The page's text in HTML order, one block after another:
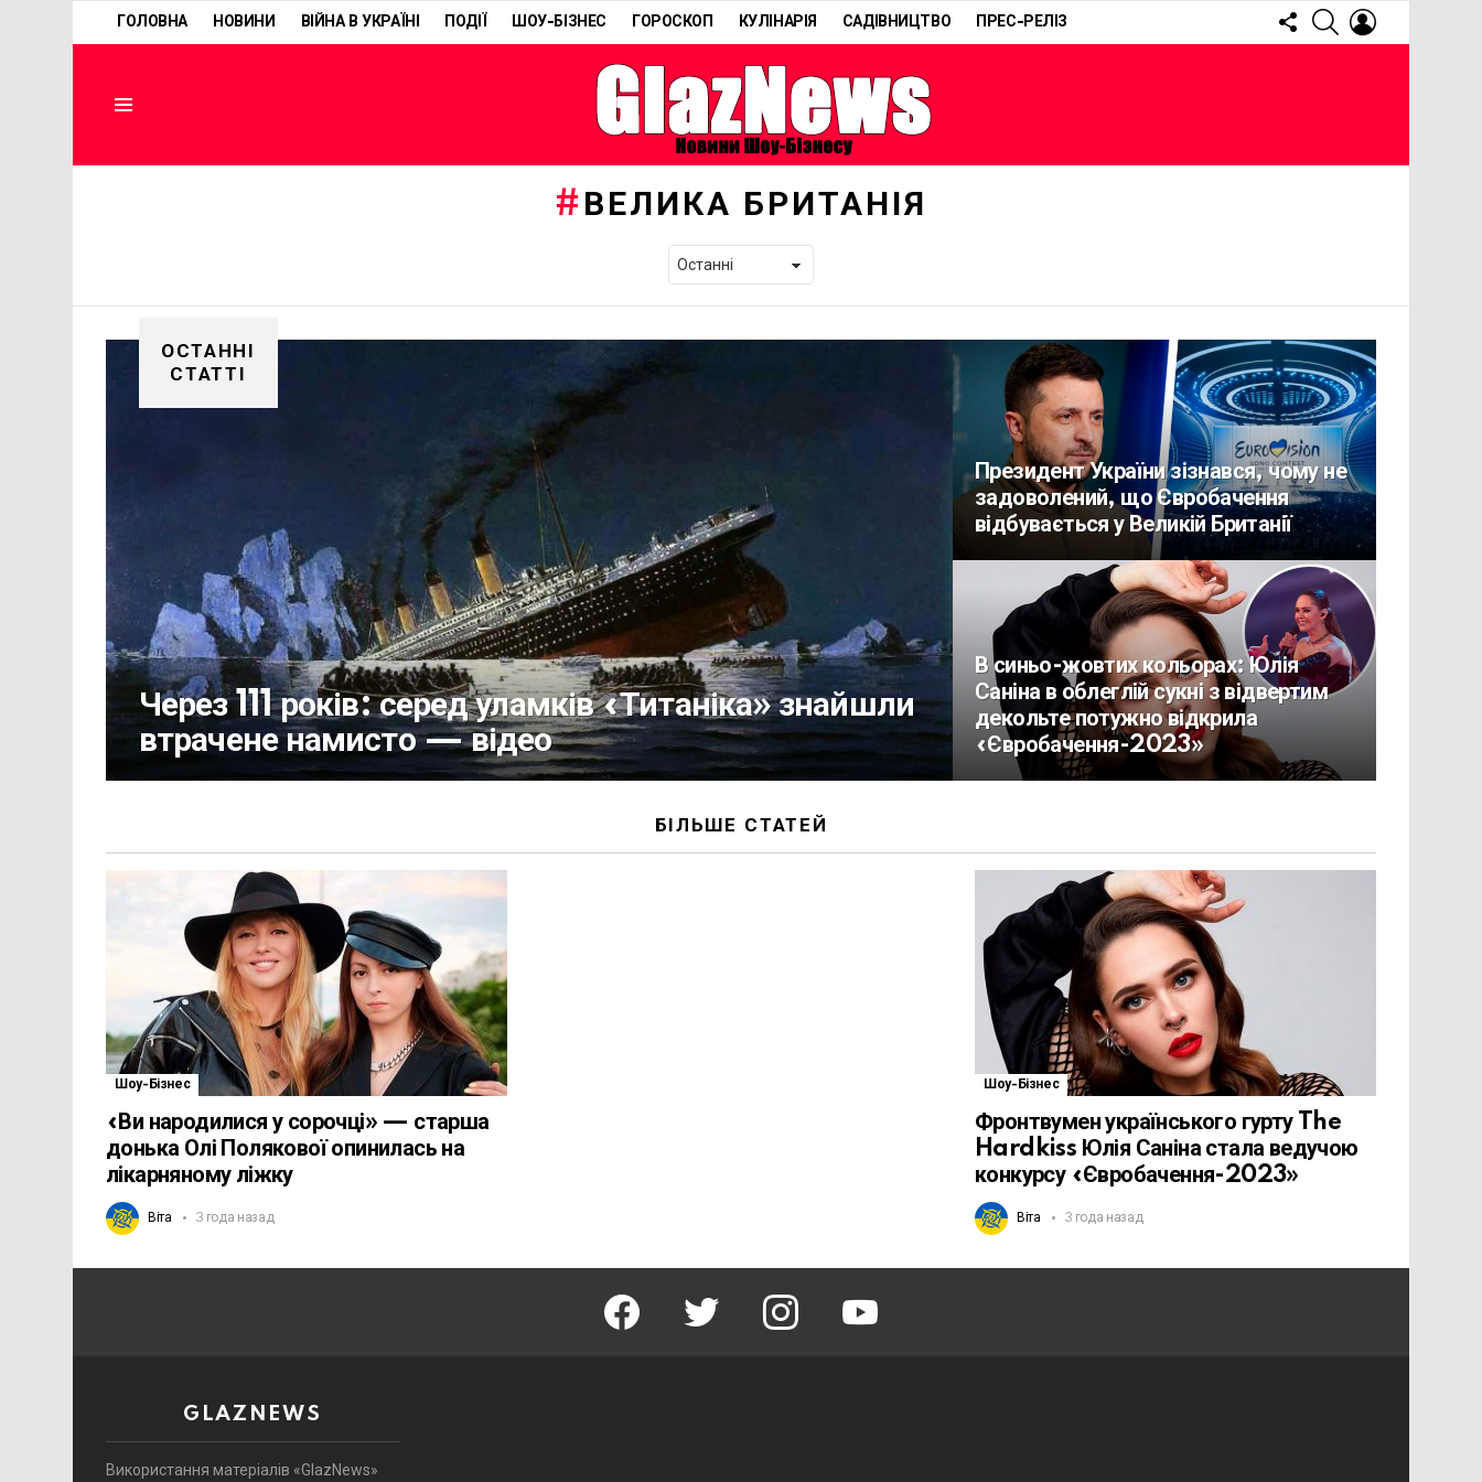
ГОЛОВНА НОВИНИ ВІЙНА В УКРАЇНІ ПОДІЇ ШОУ-БІЗНЕС ГОРОСКОП КУЛІНАРІЯ САДІВНИЦТВО ПРЕС-РЕЛІЗ
FOLLOW
US
SEARCH
ВЕЛИКА БРИТАНІЯ
ОСТАННІ
СТАТТІ
Через 111 років: серед уламків «Титаніка» знайшли
втрачене намисто — відео
Президент України зізнався, чому не
задоволений, що Євробачення
відбувається у Великій Британії
В синьо-жовтих кольорах: Юлія
Саніна в облеглій сукні з відвертим
декольте потужно відкрила
«Євробачення-2023»
БІЛЬШЕ СТАТЕЙ
Шоу-Бізнес
«Ви народилися у сорочці» — старша
донька Олі Полякової опинилась на
лікарняному ліжку
Віта 3 года назад
Шоу-Бізнес
Фронтвумен українського гурту The
Hardkiss Юлія Саніна стала ведучою
конкурсу «Євробачення-2023»
Віта 3 года назад
facebook twitter instagram youtube
GLAZNEWS
Використання матеріалів «GlazNews»